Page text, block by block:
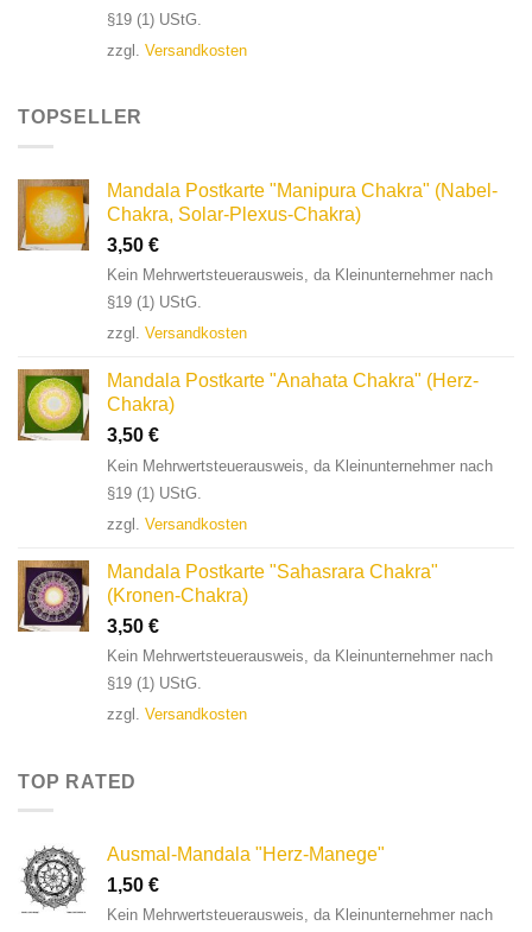
§19 (1) UStG.
zzgl. Versandkosten
TOPSELLER
Mandala Postkarte "Manipura Chakra" (Nabel-
Chakra, Solar-Plexus-Chakra)
3,50 €
Kein Mehrwertsteuerausweis, da Kleinunternehmer nach
§19 (1) UStG.
zzgl. Versandkosten
Mandala Postkarte "Anahata Chakra" (Herz-
Chakra)
3,50 €
Kein Mehrwertsteuerausweis, da Kleinunternehmer nach
§19 (1) UStG.
zzgl. Versandkosten
Mandala Postkarte "Sahasrara Chakra"
(Kronen-Chakra)
3,50 €
Kein Mehrwertsteuerausweis, da Kleinunternehmer nach
§19 (1) UStG.
zzgl. Versandkosten
TOP RATED
Ausmal-Mandala "Herz-Manege"
1,50 €
Kein Mehrwertsteuerausweis, da Kleinunternehmer nach